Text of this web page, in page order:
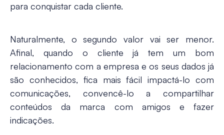
para conquistar cada cliente.
Naturalmente, o segundo valor vai ser menor.
Afinal, quando o cliente já tem um bom
relacionamento com a empresa e os seus dados já
são conhecidos, fica mais fácil impactá-lo com
comunicações, convencê-lo a compartilhar
conteúdos da marca com amigos e fazer
indicações.